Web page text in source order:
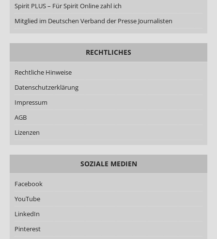
Spirit PLUS – Für Spirit Online zahl ich
Mitglied im Deutschen Verband der Presse Journalisten
RECHTLICHES
Rechtliche Hinweise
Datenschutzerklärung
Impressum
AGB
Lizenzen
SOZIALE MEDIEN
Facebook
YouTube
LinkedIn
Pinterest